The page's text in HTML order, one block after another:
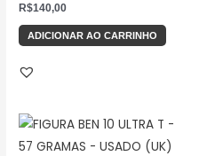
R$140,00
ADICIONAR AO CARRINHO